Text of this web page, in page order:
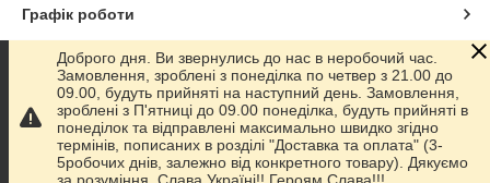
Графік роботи
Повна версія сайту
Сайт створено на маркетплейсіProm.ua
Політика конфіденційності
Доброго дня. Ви звернулись до нас в неробочий час.
Замовлення, зроблені з понеділка по четвер з 21.00 до
09.00, будуть прийняті на наступний день. Замовлення,
зроблені з П'ятниці до 09.00 понеділка, будуть прийняті в
понеділок та відправлені максимально швидко згідно
термінів, пописаних в розділі "Доставка та оплата" (3-
5робочих днів, залежно від конкретного товару). Дякуємо